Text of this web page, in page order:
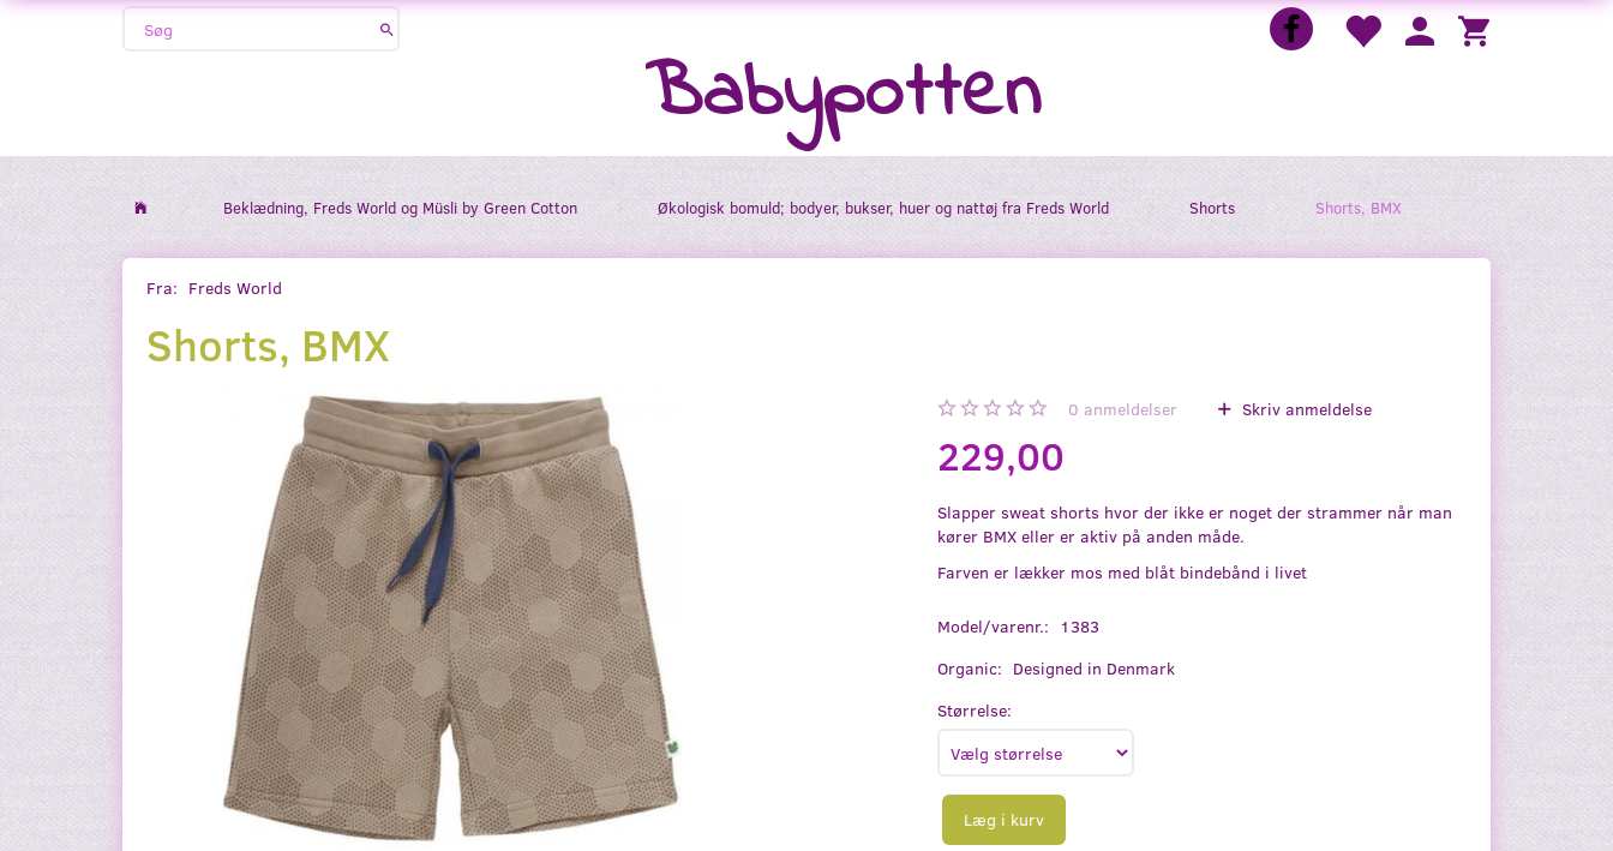
Babypotten
Beklædning, Freds World og Müsli by Green Cotton Økologisk bomuld; bodyer, bukser, huer og nattøj fra Freds World Shorts Shorts, BMX
Fra: Freds World
Shorts, BMX
0 anmeldelser Skriv anmeldelse
229,00
Slapper sweat shorts hvor der ikke er noget der strammer når man
kører BMX eller er aktiv på anden måde.
Farven er lækker mos med blåt bindebånd i livet
Model/varenr.:
1383
Organic: Designed in Denmark
Størrelse:
Læg i kurv